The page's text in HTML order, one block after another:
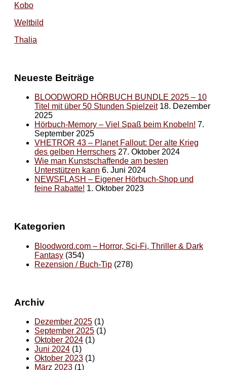
Kobo
Weltbild
Thalia
Neueste Beiträge
BLOODWORD HÖRBUCH BUNDLE 2025 – 10
Titel mit über 50 Stunden Spielzeit 18. Dezember
2025
Hörbuch-Memory – Viel Spaß beim Knobeln! 7.
September 2025
VHETROR 43 – Planet Fallout: Der alte Krieg
des gelben Herrschers 27. Oktober 2024
Wie man Kunstschaffende am besten
Unterstützen kann 6. Juni 2024
NEWSFLASH – Eigener Hörbuch-Shop und
feine Rabatte! 1. Oktober 2023
Kategorien
Bloodword.com – Horror, Sci-Fi, Thriller & Dark
Fantasy (354)
Rezension / Buch-Tip (278)
Archiv
Dezember 2025 (1)
September 2025 (1)
Oktober 2024 (1)
Juni 2024 (1)
Oktober 2023 (1)
März 2023 (1)